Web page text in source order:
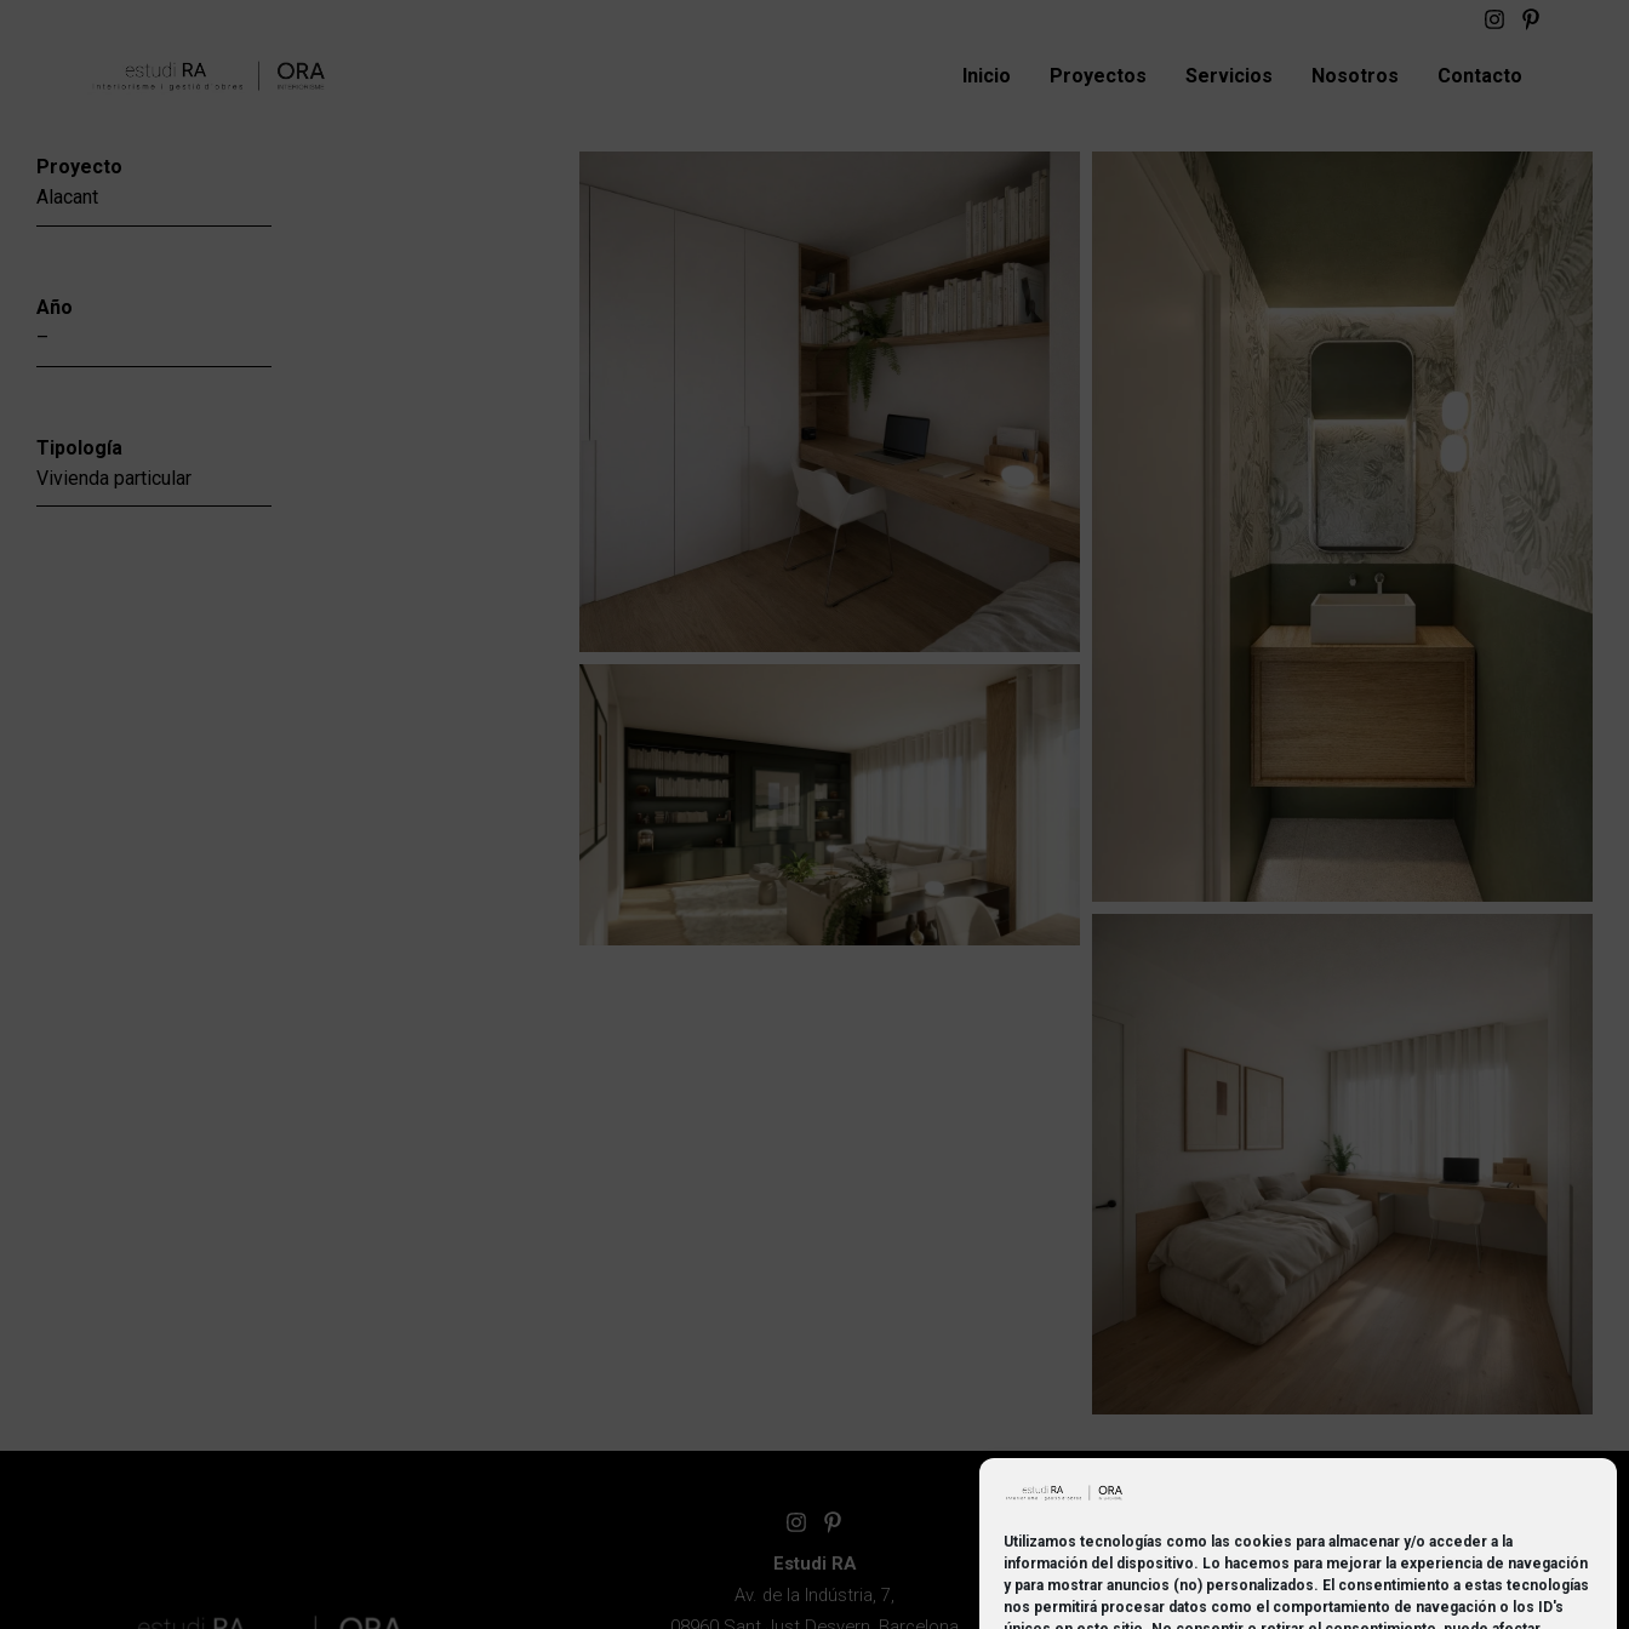
Utilizamos tecnologías como las cookies para almacenar y/o acceder a la
información del dispositivo. Lo hacemos para mejorar la experiencia de navegación
y para mostrar anuncios (no) personalizados. El consentimiento a estas tecnologías
nos permitirá procesar datos como el comportamiento de navegación o los ID's
Inicio Proyectos Servicios Nosotros Contacto
Proyecto
Alacant
Año
–
Tipología
Vivienda particular
Estudi RA
Av. de la Indústria, 7,